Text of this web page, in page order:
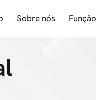
Sobre nós Função